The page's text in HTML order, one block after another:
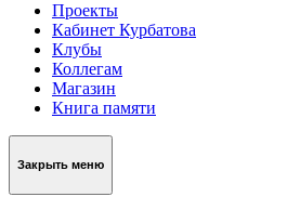
Проекты
Кабинет Курбатова
Клубы
Коллегам
Магазин
Книга памяти
Закрыть меню